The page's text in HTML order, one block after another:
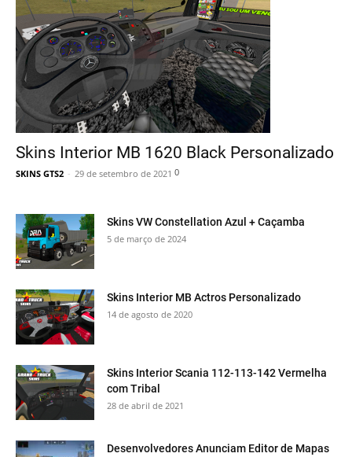
Skins Interior MB 1620 Black Personalizado
SKINS GTS2 - 29 de setembro de 2021 0
Skins VW Constellation Azul + Caçamba
5 de março de 2024
Skins Interior MB Actros Personalizado
14 de agosto de 2020
Skins Interior Scania 112-113-142 Vermelha
com Tribal
28 de abril de 2021
Desenvolvedores Anunciam Editor de Mapas